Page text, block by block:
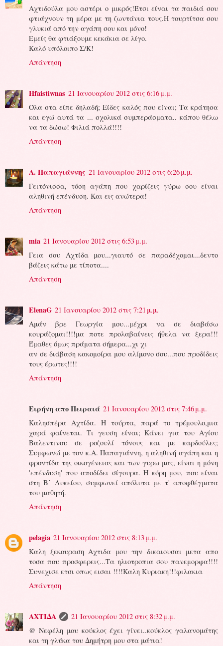
Αχτιδούλα μου αστέρι ο μικρός!Έτσι είναι τα παιδιά σου
φτιάχνουν τη μέρα με τη ζωντάνια τους.Η τουρτίτσα σου
γλυκιά από την αγάπη σου και μόνο!
Εμείς θα φτιάξουμε κεκάκια σε λίγο.
Καλό υπόλοιπο Σ/Κ!
Απάντηση
Hfaistiwnas 21 Ιανουαρίου 2012 στις 6:16 μ.μ.
Όλα στα είπε δηλαδή; Είδες καλός που είναι; Τα κράτησα
και εγώ αυτά τα ... σχολικά συμπεράσματα.. κάπου θέλω
να τα δώσω! Φιλιά πολλά!!!!
Απάντηση
Α. Παπαγιάννης 21 Ιανουαρίου 2012 στις 6:26 μ.μ.
Γειτόνισσα, τόση αγάπη που χαρίζεις γύρω σου είναι
αληθινή επένδυση. Και εις ανώτερα!
Απάντηση
mia 21 Ιανουαρίου 2012 στις 6:53 μ.μ.
Γεια σου Αχτίδα μου...γιαυτό σε παραδέχομαι...δεντο
βάζεις κάτω με τίποτα....
Απάντηση
ElenaG 21 Ιανουαρίου 2012 στις 7:21 μ.μ.
Αμάν βρε Γεωργία μου...μέχρι να σε διαβάσω
κουράζομαι!!!!μα ποτε προλαβαίνεις ήθελα να ξερα!!!
Έμαθες όμως πράματα σήμερα...χι χι
αν σε διάβαση κακομοίρα μου αλίμονο σου...που προδίδεις
τους έρωτες!!!!
Απάντηση
Ειρήνη απο Πειραιά 21 Ιανουαρίου 2012 στις 7:46 μ.μ.
Καλησπέρα Αχτίδα. Η τούρτα, παρά το τρέμουλο,μια
χαρά φαίνεται. Τι γευση είναι; Κάνει για του Αγίου
Βαλεντινου σε ροζουλί τόνους και με καρδούλες;
Συμφωνώ με τον κ.Α. Παπαγιάννη, η αληθινή αγάπη και η
φροντίδα της οικογένειας και των γυρω μας, είναι η μόνη
'επένδυση' που αποδίδει σίγουρα. Η κόρη μου, που είναι
στη Β΄ Λυκείου, συμφωνεί απόλυτα με τ' αποφθέγματα
του μαθητή.
Απάντηση
pelagia 21 Ιανουαρίου 2012 στις 8:13 μ.μ.
Καλη ξεκουραση Αχτιδα μου την δικαιουσαι μετα απο
τοσα που προσφερεις...Τα ηλιοτροπια σου πανεμορφα!!!!
Συνεχισε ετσι οπως εισαι !!!!Καλη Κυριακη!!!φιλακια
Απάντηση
ΑΧΤΙΔΑ
21 Ιανουαρίου 2012 στις 8:32 μ.μ.
@ Νεφέλη μου κούκλος έχει γίνει..κούκλος γαλανομάτης
και τη γλύκα του Δημήτρη μου στα μάτια!